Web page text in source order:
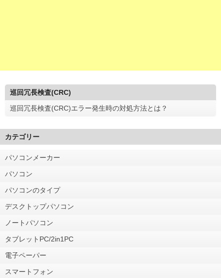
巡回冗長検査(CRC)
巡回冗長検査(CRC)エラー発生時の対処方法とは？
カテゴリー
パソコンメーカー
パソコン
パソコンのタイプ
デスクトップパソコン
ノートパソコン
タブレットPC/2in1PC
電子ペーパー
スマートフォン